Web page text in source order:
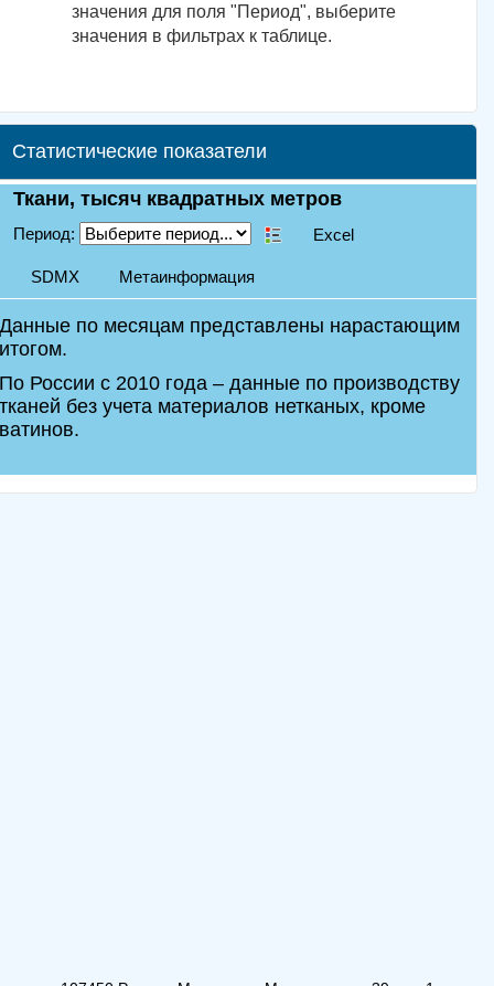
значения для поля "Период", выберите
значения в фильтрах к таблице.
Статистические показатели